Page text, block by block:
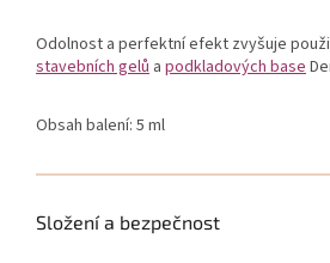
Odolnost a perfektní efekt zvyšuje
stavebních gelů a podkladových base
Obsah balení: 5 ml
Složení a bezpečnost